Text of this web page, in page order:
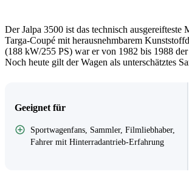
Der Jalpa 3500 ist das technisch
Targa-Coupé mit herausnehmbarem
(188 kW/255 PS) war er von 1982 bis 1988
Noch heute gilt der Wagen als unterschätztes
Geeignet für
Sportwagenfans, Sammler, Filmliebhaber,
Fahrer mit Hinterradantrieb-Erfahrung